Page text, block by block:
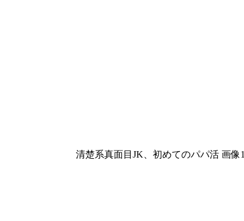
清楚系真面目JK、初めてのパパ活 画像1